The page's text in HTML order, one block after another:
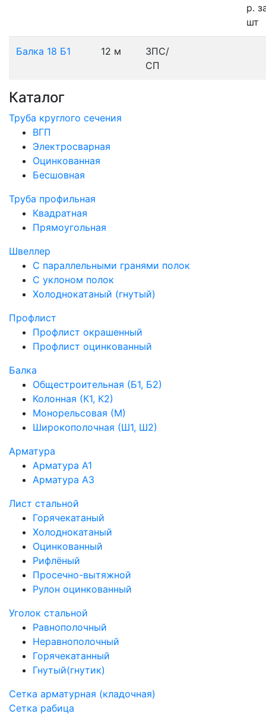
р.
шт
Балка 18 Б1 12 м
3ПС/
СП
Каталог
Труба круглого сечения
ВГП
Электросварная
Оцинкованная
Бесшовная
Труба профильная
Квадратная
Прямоугольная
Швеллер
С параллельными гранями полок
С уклоном полок
Холоднокатаный (гнутый)
Профлист
Профлист окрашенный
Профлист оцинкованный
Балка
Общестроительная (Б1, Б2)
Колонная (К1, К2)
Монорельсовая (М)
Широкополочная (Ш1, Ш2)
Арматура
Арматура А1
Арматура А3
Лист стальной
Горячекатаный
Холоднокатаный
Оцинкованный
Рифлёный
Просечно-вытяжной
Рулон оцинкованный
Уголок стальной
Равнополочный
Неравнополочный
Горячекатанный
Гнутый(гнутик)
Сетка арматурная (кладочная)
Сетка рабица